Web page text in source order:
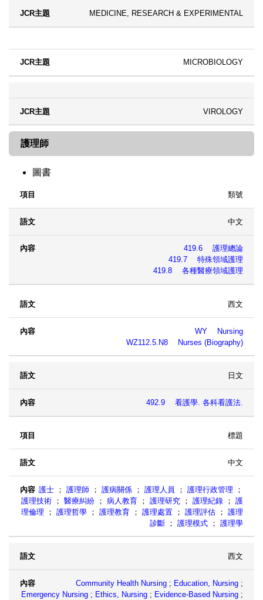
MEDICINE, RESEARCH & EXPERIMENTAL
MICROBIOLOGY
VIROLOGY
護理師
圖書
項目 類號
中文
419.6 護理總論
419.7 特殊領域護理
419.8 各種醫療領域護理
西文
WY Nursing
WZ112.5.N8 Nurses (Biography)
日文
492.9 看護學. 各科看護法.
標題
中文
護士 ； 護理師 ； 護病關係 ； 護理人員 ； 護理行政管理
；
護理技術 ； 醫療糾紛 ； 病人教育 ； 護理研究 ； 護理紀錄 ； 護
理倫理
； 護理哲學 ； 護理教育 ； 護理處置 ； 護理評估 ； 護理
診斷 ； 護理模式 ； 護理學
西文
Community Health Nursing ; Education, Nursing ;
Emergency Nursing ; Ethics, Nursing ; Evidence-Based Nursing ;